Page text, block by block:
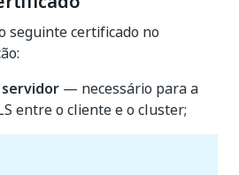
seguinte certificado no
— necessário para a
entre o cliente e o cluster;